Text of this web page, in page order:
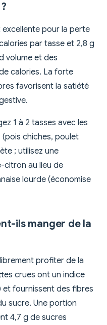
pour la perte
par tasse et 2,8 g
volume et des
calories. La forte
favorisent la satiété
1 à 2 tasses avec les
chiches, poulet
; utilisez une
citron au lieu de
lourde (économise
ils manger de la
profiter de la
crues ont un indice
et fournissent des fibres
sucre. Une portion
4,7 g de sucres